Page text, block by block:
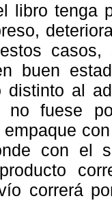
libro tenga
buen
al
fuese
con el
correrá